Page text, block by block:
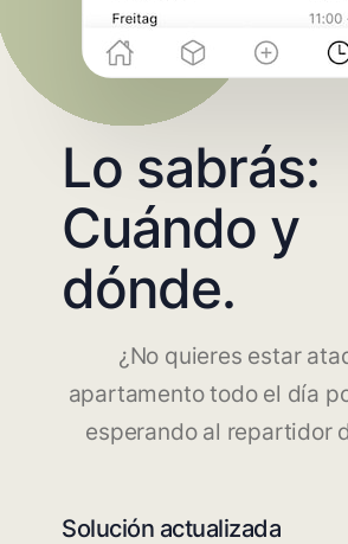
Lo sabrás:
Cuándo y
dónde.
¿No quieres estar
apartamento todo el día
esperando al repartidor
Solución actualizada